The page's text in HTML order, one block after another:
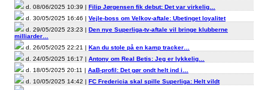
d. 08/06/2025 10:39 | Filip Jørgensen fik debut: Det var virkelig…
d. 30/05/2025 16:46 | Vejle-boss om Velkov-aftale: Ubetinget loyalitet
d. 29/05/2025 23:23 | Den nye Superliga-tv-aftale vil bringe klubberne
milliarder…
d. 26/05/2025 22:21 | Kan du stole på en kamp tracker…
d. 24/05/2025 16:17 | Antony om Real Betis: Jeg er lykkelig…
d. 18/05/2025 20:11 | AaB-profil: Det gør ondt helt ind i…
d. 10/05/2025 14:42 | FC Fredericia skal spille Superliga: Helt vildt